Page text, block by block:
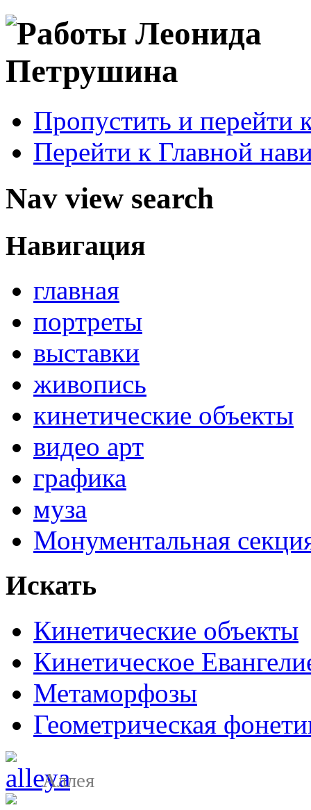
Пропустить и перейти
Перейти к Главной
Nav view search
Навигация
главная
портреты
выставки
живопись
кинетические объекты
видео арт
графика
муза
Монументальная
Искать
Кинетические объекты
Кинетическое
Метаморфозы
Геометрическая
Аллея